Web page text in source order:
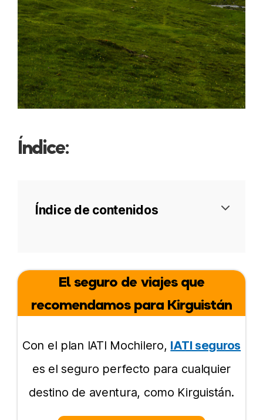
Índice:
Índice de contenidos
Cuánto cuesta?
Se necesita guía?
Alojamiento, comida y agua
Qué llevar en tu mochila
Dónde quedarse en Karakol
El seguro de viajes que
recomendamos para Kirguistán
Con el plan IATI Mochilero, IATI seguros
es el seguro perfecto para cualquier
destino de aventura, como Kirguistán.